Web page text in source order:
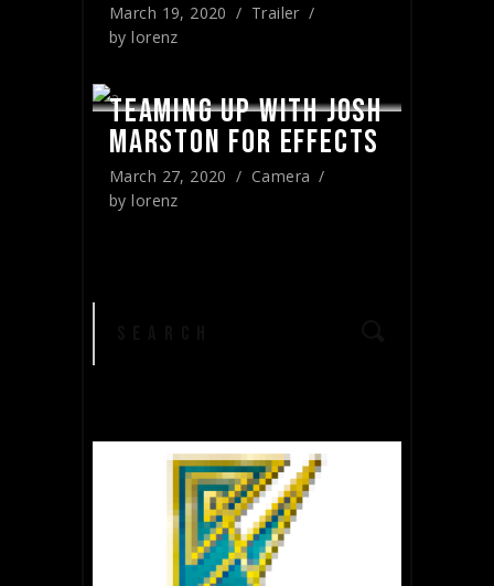
March 19, 2020
Trailer
by lorenz
TEAMING UP WITH JOSH
MARSTON FOR EFFECTS
March 27, 2020
Camera
by lorenz